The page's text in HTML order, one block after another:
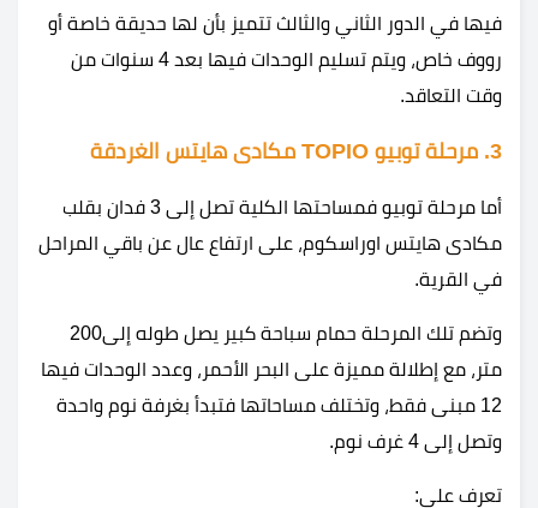
فيها في الدور الثاني والثالث تتميز بأن لها حديقة خاصة أو
رووف خاص، ويتم تسليم الوحدات فيها بعد 4 سنوات من
وقت التعاقد.
3. مرحلة توبيو TOPIO مكادى هايتس الغردقة
أما مرحلة توبيو فمساحتها الكلية تصل إلى 3 فدان بقلب
مكادى هايتس اوراسكوم، على ارتفاع عال عن باقي المراحل
في القرية.
وتضم تلك المرحلة حمام سباحة كبير يصل طوله إلى200
متر، مع إطلالة مميزة على البحر الأحمر، وعدد الوحدات فيها
12 مبنى فقط، وتختلف مساحاتها فتبدأ بغرفة نوم واحدة
وتصل إلى 4 غرف نوم.
تعرف على: